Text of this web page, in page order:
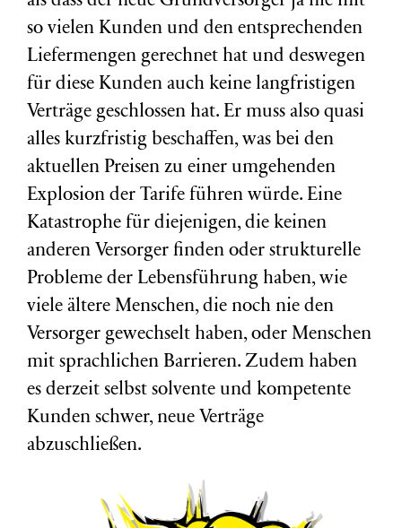
so vielen Kunden und den entsprechenden
Liefermengen gerechnet hat und deswegen
für diese Kunden auch keine langfristigen
Verträge geschlossen hat. Er muss also quasi
alles kurzfristig beschaffen, was bei den
aktuellen Preisen zu einer umgehenden
Explosion der Tarife führen würde. Eine
Katastrophe für diejenigen, die keinen
anderen Versorger finden oder strukturelle
Probleme der Lebensführung haben, wie
viele ältere Menschen, die noch nie den
Versorger gewechselt haben, oder Menschen
mit sprachlichen Barrieren. Zudem haben
es derzeit selbst solvente und kompetente
Kunden schwer, neue Verträge
abzuschließen.